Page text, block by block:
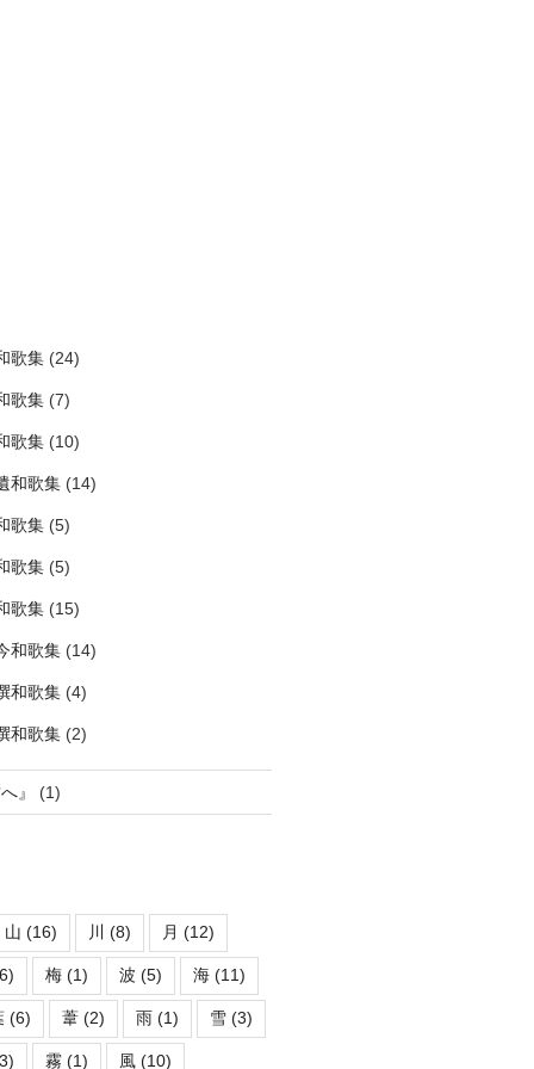
歌集(24)
歌集(7)
歌集(10)
和歌集(14)
歌集(5)
歌集(5)
歌集(15)
和歌集(14)
和歌集(4)
和歌集(2)
』 (1)
山 (16) 川 (8) 月 (12)
梅(1) 波 (5) 海(11)
(6) 葦(2) 雨(1) 雪(3)
霧(1) 風(10)